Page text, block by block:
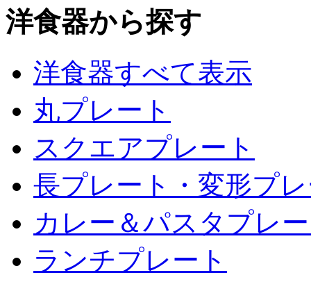
洋食器から探す
洋食器すべて表示
丸プレート
スクエアプレート
長プレート・変形プ
カレー＆パスタプレ
ランチプレート